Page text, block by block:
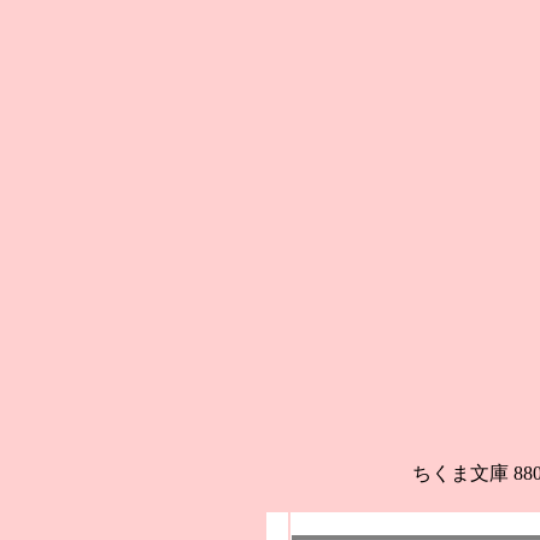
ちくま文庫